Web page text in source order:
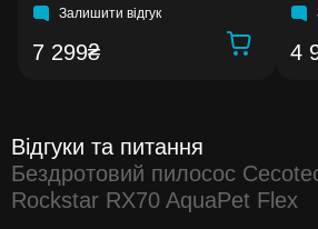
Залишити відгук
7 299₴ 4
Відгуки та питання
Бездротовий пилосос
Rockstar RX70 AquaPet Flex